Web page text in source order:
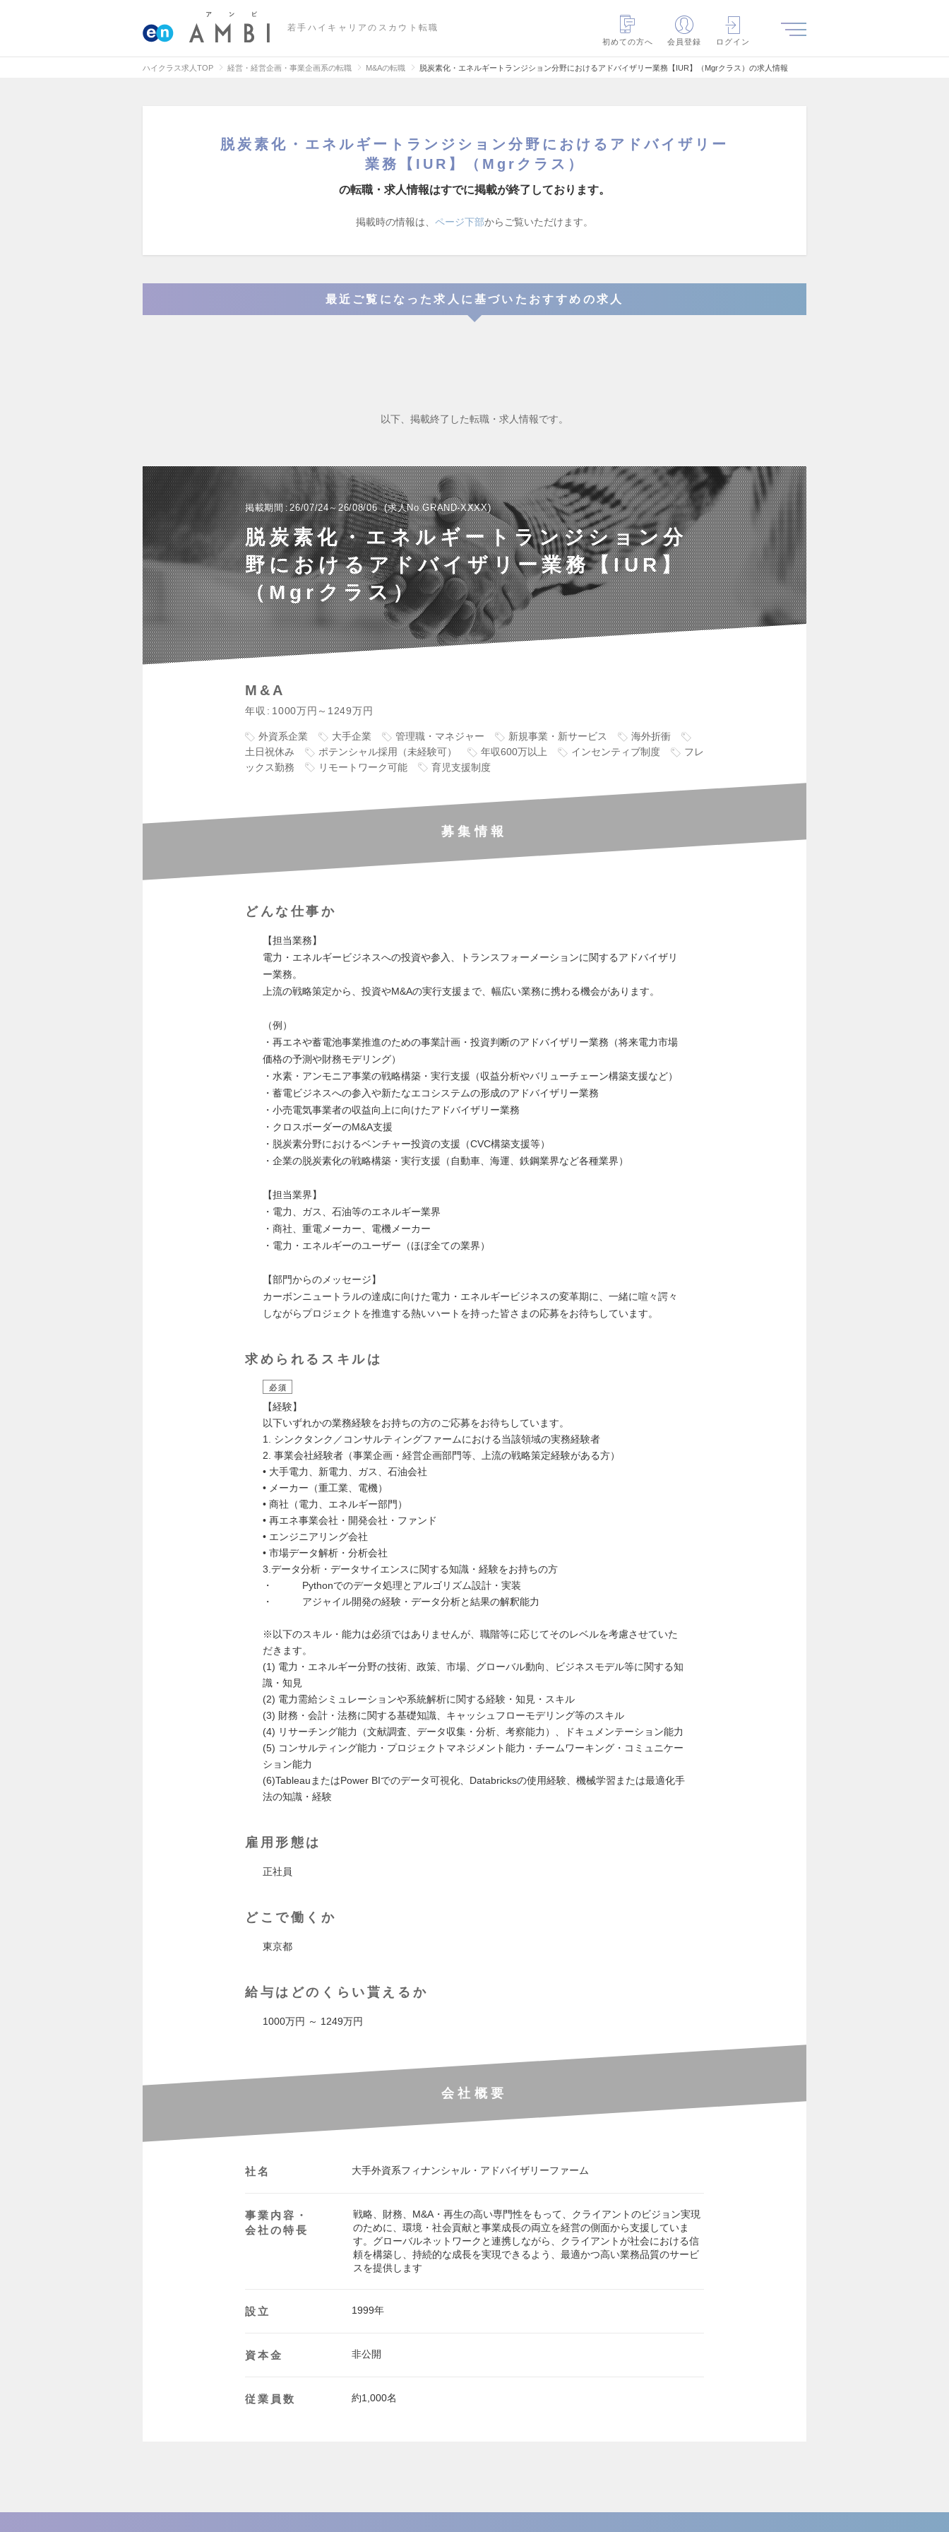
若手ハイキャリアのスカウト転職
初めての方へ
会員登録 ログイン
ハイクラス求人TOP 経営・経営企画・事業企画系の転職 M&Aの転職 脱炭素化・エネルギートランジション分野におけるアドバイザリー業務【IUR】（Mgrクラス）の求人情報
脱炭素化・エネルギートランジション分野におけるアドバイザリー
業務【IUR】（Mgrクラス）
の転職・求人情報はすでに掲載が終了しております。
掲載時の情報は、 ページ下部からご覧いただけます。
最近ご覧になった求人に基づいたおすすめの求人
以下、掲載終了した転職・求人情報です。
掲載期間 26/07/24～26/08/06 求人No.GRAND-XXXX
脱炭素化・エネルギートランジション分
野におけるアドバイザリー業務【IUR】
（Mgrクラス）
M&A
年収 1000万円～1249万円
外資系企業 大手企業 管理職・マネジャー 新規事業・新サービス
海外折衝
土日祝休み
ポテンシャル採用（未経験可） 年収600万以上 インセンティブ制度
フレ
ックス勤務
リモートワーク可能 育児支援制度
募集情報
どんな仕事か
【担当業務】
電力・エネルギービジネスへの投資や参入、トランスフォーメーションに関するアドバイザリ
ー業務。
上流の戦略策定から、投資やM&Aの実行支援まで、幅広い業務に携わる機会があります。
（例）
・再エネや蓄電池事業推進のための事業計画・投資判断のアドバイザリー業務（将来電力市場
価格の予測や財務モデリング）
・水素・アンモニア事業の戦略構築・実行支援（収益分析やバリューチェーン構築支援など）
・蓄電ビジネスへの参入や新たなエコシステムの形成のアドバイザリー業務
・小売電気事業者の収益向上に向けたアドバイザリー業務
・クロスボーダーのM&A支援
・脱炭素分野におけるベンチャー投資の支援（CVC構築支援等）
・企業の脱炭素化の戦略構築・実行支援（自動車、海運、鉄鋼業界など各種業界）
【担当業界】
・電力、ガス、石油等のエネルギー業界
・商社、重電メーカー、電機メーカー
・電力・エネルギーのユーザー（ほぼ全ての業界）
【部門からのメッセージ】
カーボンニュートラルの達成に向けた電力・エネルギービジネスの変革期に、一緒に喧々諤々
しながらプロジェクトを推進する熱いハートを持った皆さまの応募をお待ちしています。
求められるスキルは
必須
【経験】
以下いずれかの業務経験をお持ちの方のご応募をお待ちしています。
1. シンクタンク／コンサルティングファームにおける当該領域の実務経験者
2. 事業会社経験者（事業企画・経営企画部門等、上流の戦略策定経験がある方）
• 大手電力、新電力、ガス、石油会社
• メーカー（重工業、電機）
• 商社（電力、エネルギー部門）
• 再エネ事業会社・開発会社・ファンド
• エンジニアリング会社
• 市場データ解析・分析会社
3.データ分析・データサイエンスに関する知識・経験をお持ちの方
・ Pythonでのデータ処理とアルゴリズム設計・実装
・ アジャイル開発の経験・データ分析と結果の解釈能力
※以下のスキル・能力は必須ではありませんが、職階等に応じてそのレベルを考慮させていた
だきます。
(1) 電力・エネルギー分野の技術、政策、市場、グローバル動向、ビジネスモデル等に関する知
識・知見
(2) 電力需給シミュレーションや系統解析に関する経験・知見・スキル
(3) 財務・会計・法務に関する基礎知識、キャッシュフローモデリング等のスキル
(4) リサーチング能力（文献調査、データ収集・分析、考察能力）、ドキュメンテーション能力
(5) コンサルティング能力・プロジェクトマネジメント能力・チームワーキング・コミュニケー
ション能力
(6)TableauまたはPower BIでのデータ可視化、Databricksの使用経験、機械学習または最適化手
法の知識・経験
雇用形態は
正社員
どこで働くか
東京都
給与はどのくらい貰えるか
1000万円 ～ 1249万円
会社概要
社名 大手外資系フィナンシャル・アドバイザリーファーム
事業内容・
会社の特長
戦略、財務、M&A・再生の高い専門性をもって、クライアントのビジョン実現
のために、環境・社会貢献と事業成長の両立を経営の側面から支援していま
す。グローバルネットワークと連携しながら、クライアントが社会における信
頼を構築し、持続的な成長を実現できるよう、最適かつ高い業務品質のサービ
スを提供します
設立 1999年
資本金 非公開
従業員数 約1,000名